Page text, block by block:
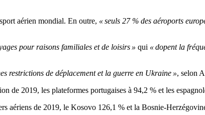
aérien mondial. En outre, « seuls 27 % des aéroports
pour raisons familiales et de loisirs » qui « dopent la
restrictions de déplacement et la guerre en Ukraine », selon
de 2019, les plateformes portugaises à 94,2 % et les
aériens de 2019, le Kosovo 126,1 % et la Bosnie-